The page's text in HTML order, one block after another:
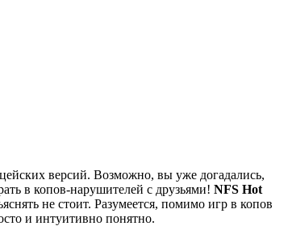
версий. Возможно, вы уже догадались,
в копов-нарушителей с друзьями! NFS Hot
не стоит. Разумеется, помимо игр в копов
и интуитивно понятно.